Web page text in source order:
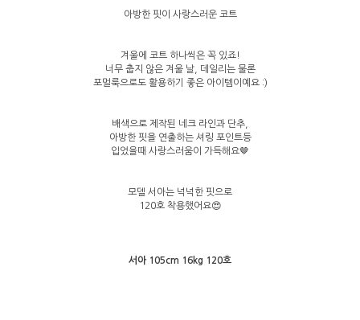
아방한 핏이 사랑스러운 코트
겨울에 코트 하나씩은 꼭 있죠!
너무 춥지 않은 겨울 날, 데일리는 물론
포멀룩으로도 활용하기 좋은 아이템이예요 :)
배색으로 제작된 네크 라인과 단추,
아방한 핏을 연출하는 셔링 포인트등
입었을때 사랑스러움이 가득해요🤎
모델 서아는 넉넉한 핏으로
120호 착용했어요😍
서아 105cm 16kg 120호